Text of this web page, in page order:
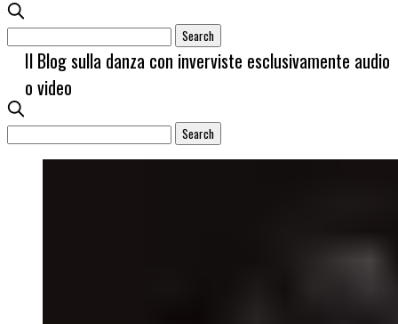
Il Blog sulla danza con inverviste esclusivamente audio
o video